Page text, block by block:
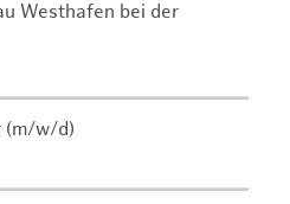
Westhafen bei der
(m/w/d)